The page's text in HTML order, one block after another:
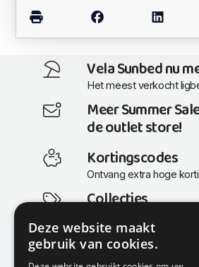
Vela Sunbed nu
Het meest verkocht
Meer Summer
de outlet store!
Kortingscodes
Ontvang extra hoge
Collecties
Actuele en populaire
Deze website maakt
gebruik van cookies.